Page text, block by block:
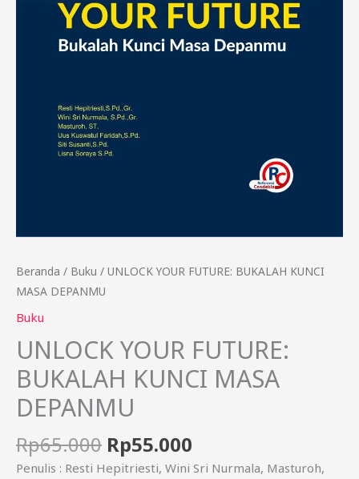
Beranda / Buku / UNLOCK YOUR FUTURE: BUKALAH KUNCI
MASA DEPANMU
Buku
UNLOCK YOUR FUTURE:
BUKALAH KUNCI MASA
DEPANMU
Rp65.000 Rp55.000
Penulis : Resti Hepitriesti, Wini Sri Nurmala, Masturoh,